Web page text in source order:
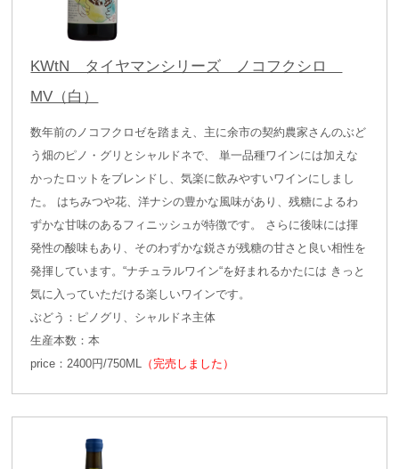
KWtN タイヤマンシリーズ ノコフクシロ
MV（白）
数年前のノコフクロゼを踏まえ、主に余市の契約農家さんのぶど
う畑のピノ・グリとシャルドネで、 単一品種ワインには加えな
かったロットをブレンドし、気楽に飲みやすいワインにしまし
た。 はちみつや花、洋ナシの豊かな風味があり、残糖によるわ
ずかな甘味のあるフィニッシュが特徴です。 さらに後味には揮
発性の酸味もあり、そのわずかな鋭さが残糖の甘さと良い相性を
発揮しています。“ナチュラルワイン“を好まれるかたには きっと
気に入っていただける楽しいワインです。
ぶどう：ピノグリ、シャルドネ主体
生産本数：本
price：2400円/750ML （完売しました）